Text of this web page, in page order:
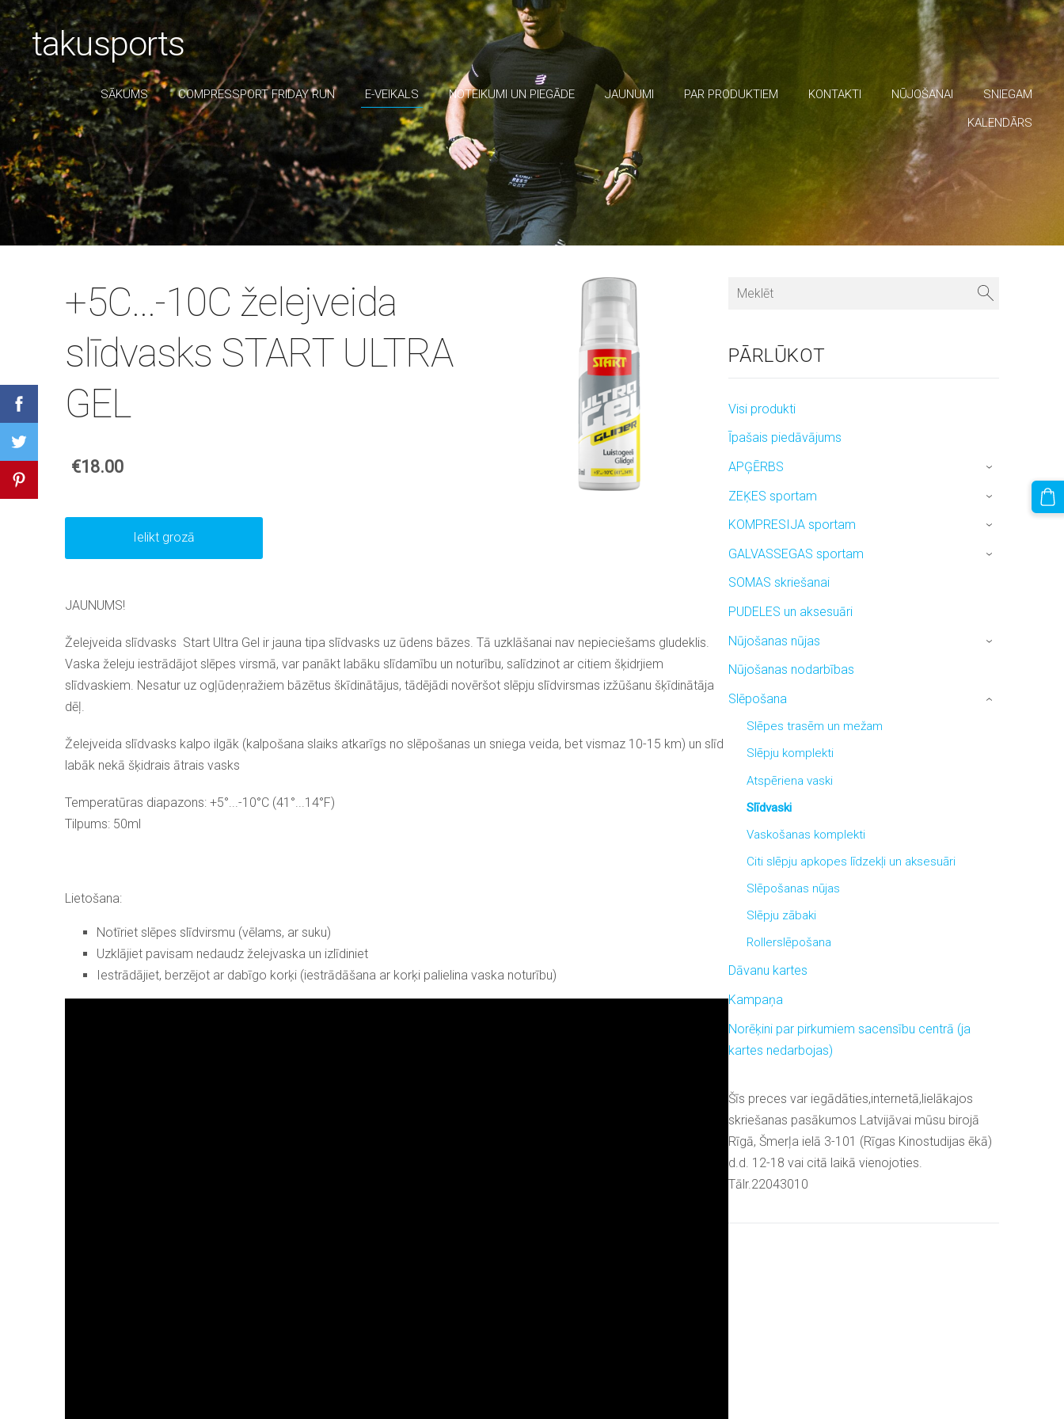
takusports
SĀKUMS COMPRESSPORT FRIDAY RUN E-VEIKALS NOTEIKUMI UN PIEGĀDE JAUNUMI PAR PRODUKTIEM KONTAKTI NŪJOŠANAI
SNIEGAM
KALENDĀRS
PĀRLŪKOT
Visi produkti
Īpašais piedāvājums
APĢĒRBS
›
ZEĶES sportam ›
KOMPRESIJA sportam ›
GALVASSEGAS sportam ›
SOMAS skriešanai
PUDELES un aksesuāri
Nūjošanas nūjas
›
Nūjošanas nodarbības
Slēpošana
Slēpes trasēm un mežam
Slēpju komplekti
Atspēriena vaski
Slīdvaski
Vaskošanas komplekti
Citi slēpju apkopes līdzekļi un aksesuāri
Slēpošanas nūjas
Slēpju zābaki
Rollerslēpošana
›
Dāvanu kartes
Kampaņa
Norēķini par pirkumiem sacensību centrā (ja
kartes nedarbojas)
Šīs preces var iegādāties,internetā,lielākajos
skriešanas pasākumos Latvijāvai mūsu birojā
Rīgā, Šmerļa ielā 3-101 (Rīgas Kinostudijas ēkā)
d.d. 12-18 vai citā laikā vienojoties.
Tālr.22043010
+5C...-10C želejveida
slīdvasks START ULTRA
GEL
€18.00
Ielikt grozā
JAUNUMS!
Želejveida slīdvasks Start Ultra Gel ir jauna tipa slīdvasks uz ūdens bāzes. Tā uzklāšanai nav nepieciešams gludeklis.
Vaska želeju iestrādājot slēpes virsmā, var panākt labāku slīdamību un noturību, salīdzinot ar citiem šķidrjiem
slīdvaskiem. Nesatur uz ogļūdeņražiem bāzētus škīdinātājus, tādējādi novēršot slēpju slīdvirsmas izžūšanu šķīdinātāja
dēļ.
Želejveida slīdvasks kalpo ilgāk (kalpošana slaiks atkarīgs no slēpošanas un sniega veida, bet vismaz 10-15 km) un slīd
labāk nekā šķidrais ātrais vasks
Temperatūras diapazons: +5°...-10°C (41°...14°F)
Tilpums: 50ml
Lietošana:
Notīriet slēpes slīdvirsmu (vēlams, ar suku)
Uzklājiet pavisam nedaudz želejvaska un izlīdiniet
Iestrādājiet, berzējot ar dabīgo korķi (iestrādāšana ar korķi palielina vaska noturību)